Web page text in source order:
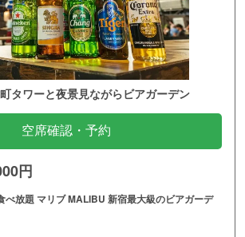
タワーと夜景見ながらビアガーデン
空席確認・予約
円
べ放題 マリブ MALIBU 新宿最大級のビアガーデ